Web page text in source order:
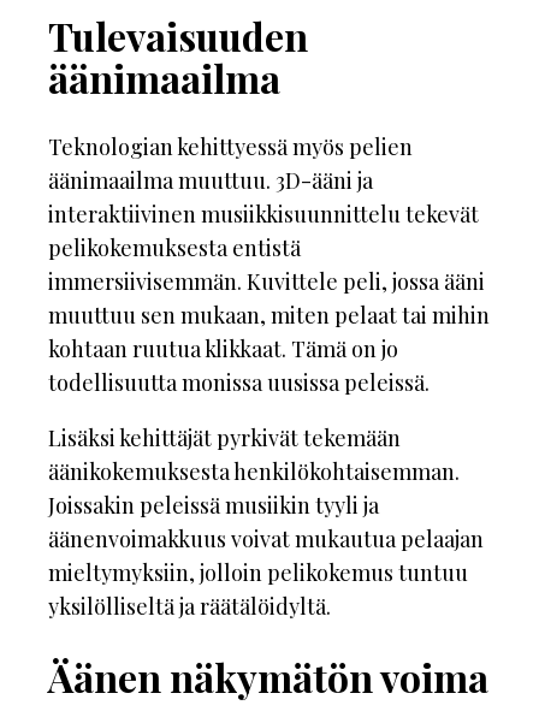
Tulevaisuuden
äänimaailma
Teknologian kehittyessä myös pelien
äänimaailma muuttuu. 3D-ääni ja
interaktiivinen musiikkisuunnittelu tekevät
pelikokemuksesta entistä
immersiivisemmän. Kuvittele peli, jossa ääni
muuttuu sen mukaan, miten pelaat tai mihin
kohtaan ruutua klikkaat. Tämä on jo
todellisuutta monissa uusissa peleissä.
Lisäksi kehittäjät pyrkivät tekemään
äänikokemuksesta henkilökohtaisemman.
Joissakin peleissä musiikin tyyli ja
äänenvoimakkuus voivat mukautua pelaajan
mieltymyksiin, jolloin pelikokemus tuntuu
yksilölliseltä ja räätälöidyltä.
Äänen näkymätön voima